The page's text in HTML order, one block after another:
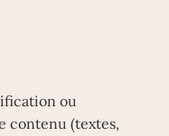
ou
contenu (textes,